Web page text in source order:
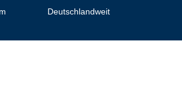
Deutschlandweit